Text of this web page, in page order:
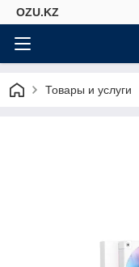
OZU.KZ
Товары и услуги